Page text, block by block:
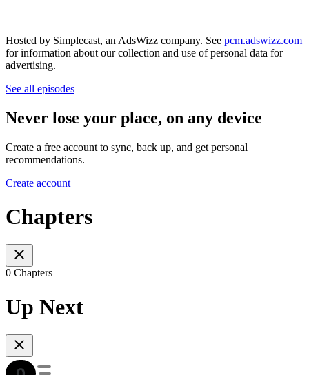
Hosted by Simplecast, an AdsWizz company. See pcm.adswizz.com
for information about our collection and use of personal data for
advertising.
See all episodes
Never lose your place, on any device
Create a free account to sync, back up, and get personal
recommendations.
Create account
Chapters
0 Chapters
Up Next